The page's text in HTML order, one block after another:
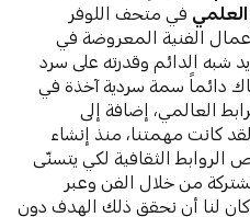
في متحف اللوفر
الفنية المعروضة في
شبه الدائم وقدرته على سرد
دائماً سمة سردية آخذة في
العالمي، إضافة إلى
كانت مهمتنا، منذ إنشاء
الروابط الثقافية لكي يتسنّى
من خلال الفن وعبر
كان لنا أن نحقق ذلك الهدف دون